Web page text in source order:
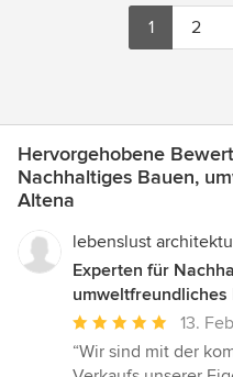
1 2
Hervorgehobene
Nachhaltiges Bauen,
Altena
lebenslust
Experten für
umweltfreundliches
Durchschnittliche
Bewertung:
5
13.
“Wir sind mit der